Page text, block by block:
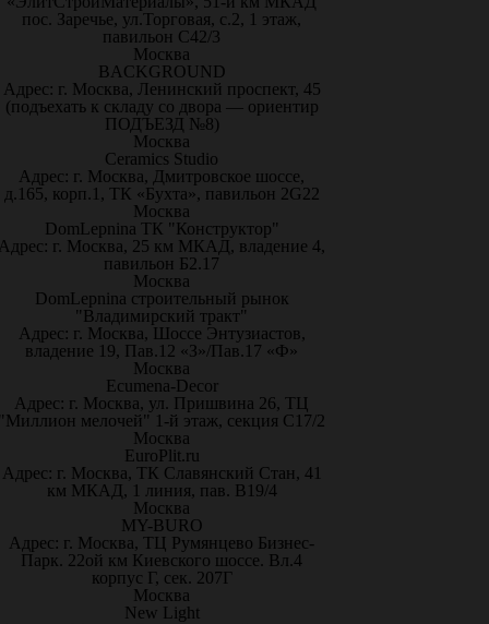
пос. Заречье, ул.Торговая, с.2, 1 этаж,
павильон С42/3
Москва
BACKGROUND
Адрес: г. Москва, Ленинский проспект, 45
(подъехать к складу со двора — ориентир
ПОДЪЕЗД №8)
Москва
Ceramics Studio
Адрес: г. Москва, Дмитровское шоссе,
д.165, корп.1, ТК «Бухта», павильон 2G22
Москва
DomLepnina ТК "Конструктор"
г. Москва, 25 км МКАД, владение 4,
павильон Б2.17
Москва
DomLepnina строительный рынок
"Владимирский тракт"
Адрес: г. Москва, Шоссе Энтузиастов,
владение 19, Пав.12 «З»/Пав.17 «Ф»
Москва
Ecumena-Decor
Адрес: г. Москва, ул. Пришвина 26, ТЦ
мелочей" 1-й этаж, секция С17/2
Москва
EuroPlit.ru
Адрес: г. Москва, ТК Славянский Стан, 41
км МКАД, 1 линия, пав. В19/4
Москва
MY-BURO
Адрес: г. Москва, ТЦ Румянцево Бизнес-
Парк. 22ой км Киевского шоссе. Вл.4
корпус Г, сек. 207Г
Москва
New Light